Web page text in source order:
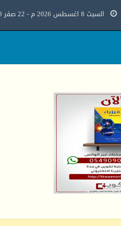
السبت 8 اغسطس 2026 م - 22 صفر 1448هـ